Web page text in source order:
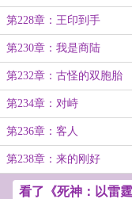
第228章：王印到手
第230章：我是商陆
第232章：古怪的双胞胎
第234章：对峙
第236章：客人
第238章：来的刚好
看了《死神：以雷